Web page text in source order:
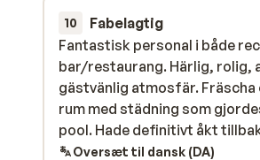
10 Fabelagtig
Fantastisk personal i både
bar/restaurang. Härlig, rolig,
gästvänlig atmosfär. Fräscha
rum med städning som
pool. Hade definitivt åkt
Fantastisk personal i både
bar/restaurang. Härlig, rolig,
gästvänlig atmosfär. Fräscha
rum med städning som
pool. Hade definitivt åkt
Oversæt til dansk (DA)